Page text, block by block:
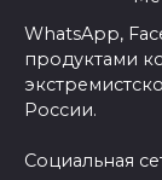
WhatsApp,
продуктами
России.
Социальная